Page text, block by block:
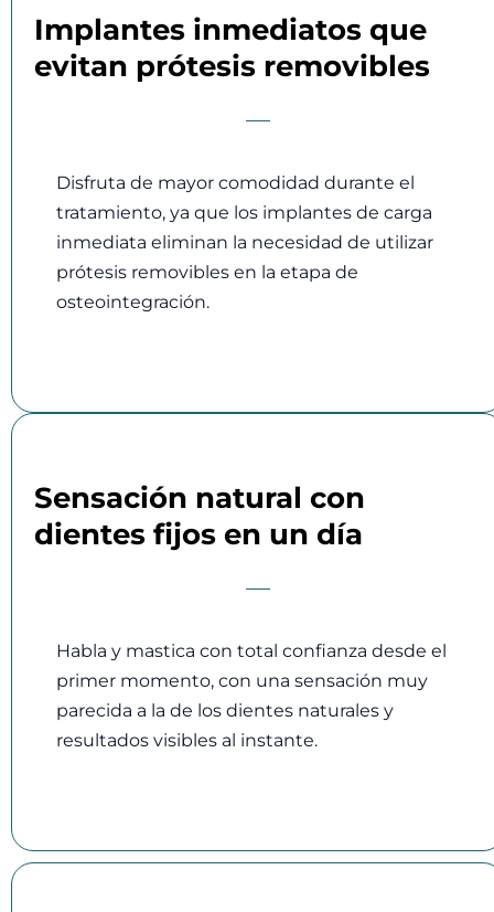
Implantes inmediatos que
evitan prótesis removibles
Disfruta de mayor comodidad durante el
tratamiento, ya que los implantes de carga
inmediata eliminan la necesidad de utilizar
prótesis removibles en la etapa de
osteointegración.
Sensación natural con
dientes fijos en un día
Habla y mastica con total confianza desde el
primer momento, con una sensación muy
parecida a la de los dientes naturales y
resultados visibles al instante.